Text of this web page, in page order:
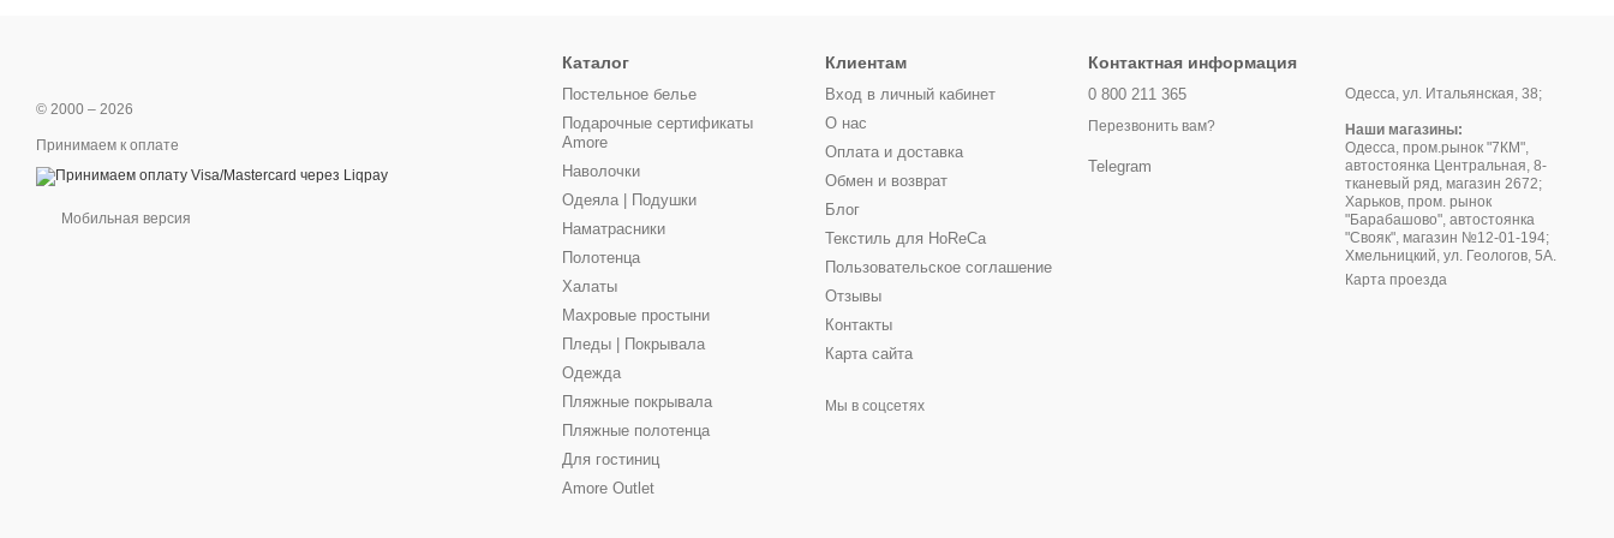
© 2000 – 2026
Принимаем к оплате
Мобильная версия
Каталог
Постельное белье
Подарочные сертификаты
Amore
Наволочки
Одеяла | Подушки
Наматрасники
Полотенца
Халаты
Махровые простыни
Пледы | Покрывала
Одежда
Пляжные покрывала
Пляжные полотенца
Для гостиниц
Amore Outlet
Клиентам
Вход в личный кабинет
О нас
Оплата и доставка
Обмен и возврат
Блог
Текстиль для HoReCa
Пользовательское соглашение
Отзывы
Контакты
Карта сайта
Мы в соцсетях
Контактная информация
0 800 211 365
Перезвонить вам?
Telegram
Одесса, ул. Итальянская, 38;
Наши магазины:
Одесса, пром.рынок "7КМ",
автостоянка Центральная, 8-
тканевый ряд, магазин 2672;
Харьков, пром. рынок
"Барабашово", автостоянка
"Свояк", магазин №12-01-194;
Хмельницкий, ул. Геологов, 5А.
Карта проезда